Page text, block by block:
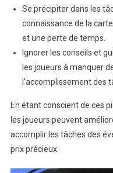
Se précipiter dans les
connaissance de la
et une perte de temps.
Ignorer les conseils et
les joueurs à manquer
l’accomplissement des
En étant conscient de ces
les joueurs peuvent
accomplir les tâches des
prix précieux.